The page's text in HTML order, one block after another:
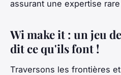
assurant une expertise
Wi make it : un jeu
dit ce qu'ils font !
Traversons les frontières